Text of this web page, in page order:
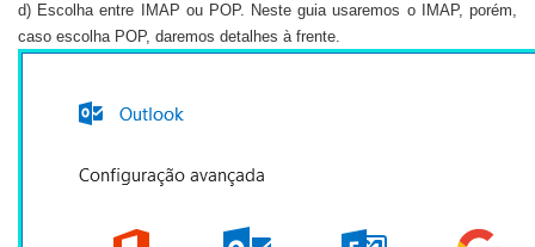
d) Escolha entre IMAP ou POP. Neste guia usaremos o IMAP, porém,
caso escolha POP, daremos detalhes à frente.